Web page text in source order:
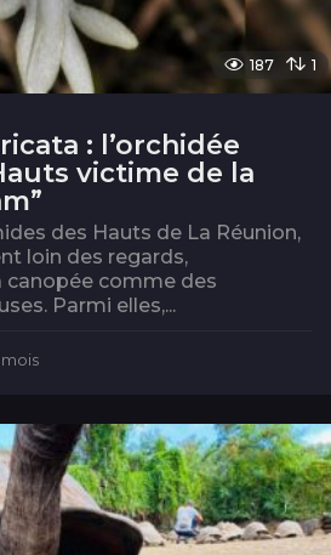
187 1
: l’orchidée
victime de la
des Hauts de La Réunion,
loin des regards,
canopée comme des
Parmi elles,...
mois
i
s